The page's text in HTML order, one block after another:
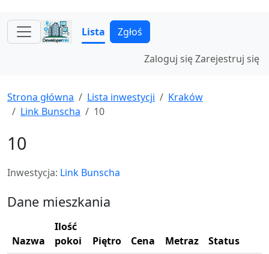
Lista Zgłoś
Zaloguj sięZarejestruj się
Strona główna Lista inwestycji
Kraków
Link Bunscha
10
10
Inwestycja: Link Bunscha
Dane mieszkania
Nazwa
Ilość
pokoi
Piętro Cena Metraz
Status